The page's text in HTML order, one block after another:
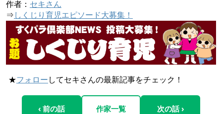
作者： セキさん
⇒ しくじり育児エピソード大募集！
★フォロー してセキさんの最新記事をチェック！
‹ 前の話 作家一覧 次の話 ›